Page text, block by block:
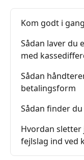
Kom godt i
Sådan laver du
med
Sådan
betalingsform
Sådan finder
Hvordan
fejlslag ind ved